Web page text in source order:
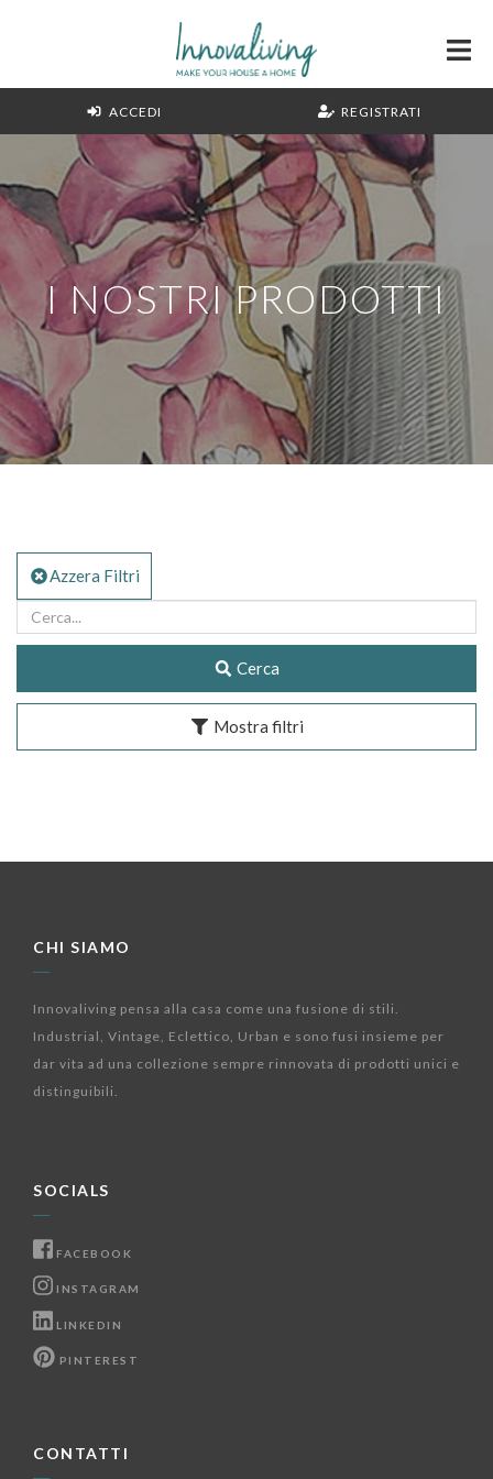
ACCEDI REGISTRATI
I NOSTRI PRODOTTI
Azzera Filtri
Cerca
Mostra filtri
CHI SIAMO
Innovaliving pensa alla casa come una fusione di stili.
Industrial, Vintage, Eclettico, Urban e sono fusi insieme per
dar vita ad una collezione sempre rinnovata di prodotti unici e
distinguibili.
SOCIALS
FACEBOOK
INSTAGRAM
LINKEDIN
PINTEREST
CONTATTI